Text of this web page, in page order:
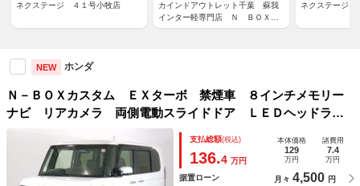
ネクステージ ４１号小牧店
カインドアウトレット千葉 蘇我
インター軽専門店 Ｎ ＢＯＸ／
タント／ワゴンＲ／スペーシア
ネクステージ
NEW ホンダ
Ｎ－ＢＯＸカスタム ＥＸターボ 禁煙車 ８インチメモリー
ナビ リアカメラ 両側電動スライドドア ＬＥＤヘッドライ
ト オートライト ＥＴＣ ミュージックラック ＤＶＤ Ｕ
ＳＢ ＣＤ Ｂｌｕｅｔｏｏｔｈ接続 ＢＴオーディオ ワン
オーナー
支払総額(税込)
136.4 万円
本体価格
129
万円
諸費用
7.4
万円
据置ローン 月々 4,500 円